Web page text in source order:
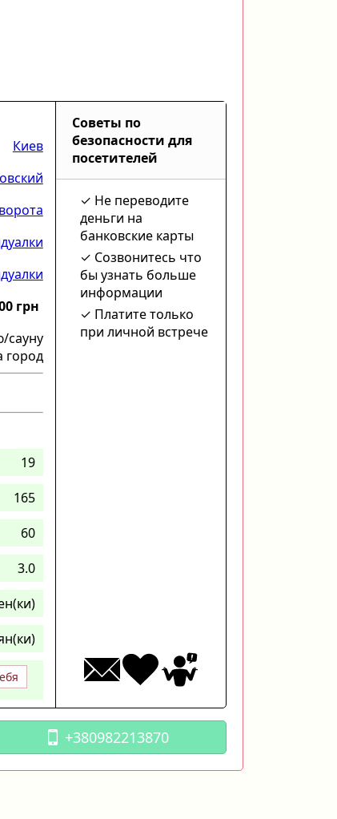
Киев
грн
сауну
город
19
165
60
3.0
Советы по
безопасности для
посетителей
Не переводите
деньги на
банковские карты
Созвонитесь что
бы узнать больше
информации
Платите только
при личной встрече
+380982213870